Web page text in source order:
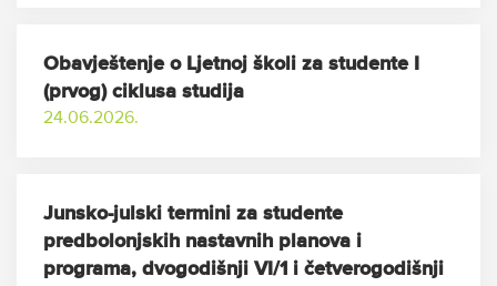
Obavještenje o Ljetnoj školi za studente I
(prvog) ciklusa studija
24.06.2026.
Junsko-julski termini za studente
predbolonjskih nastavnih planova i
programa, dvogodišnji VI/1 i četverogodišnji